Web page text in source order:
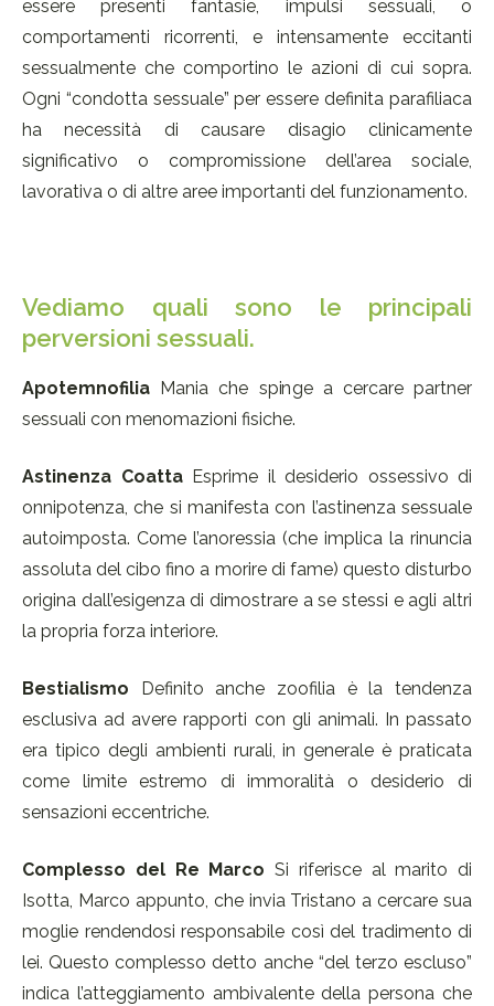
essere presenti fantasie, impulsi sessuali, o
comportamenti ricorrenti, e intensamente eccitanti
sessualmente che comportino le azioni di cui sopra.
Ogni “condotta sessuale” per essere definita parafiliaca
ha necessità di causare disagio clinicamente
significativo o compromissione dell’area sociale,
lavorativa o di altre aree importanti del funzionamento.
Vediamo quali sono le principali
perversioni sessuali.
Apotemnofilia Mania che spinge a cercare partner
sessuali con menomazioni fisiche.
Astinenza CoattaEsprime il desiderio ossessivo di
onnipotenza, che si manifesta con l’astinenza sessuale
autoimposta. Come l’anoressia (che implica la rinuncia
assoluta del cibo fino a morire di fame) questo disturbo
origina dall’esigenza di dimostrare a se stessi e agli altri
la propria forza interiore.
Bestialismo Definito anche zoofilia è la tendenza
esclusiva ad avere rapporti con gli animali. In passato
era tipico degli ambienti rurali, in generale è praticata
come limite estremo di immoralità o desiderio di
sensazioni eccentriche.
Complesso del Re Marco Si riferisce al marito di
Isotta, Marco appunto, che invia Tristano a cercare sua
moglie rendendosi responsabile così del tradimento di
lei. Questo complesso detto anche “del terzo escluso”
indica l’atteggiamento ambivalente della persona che